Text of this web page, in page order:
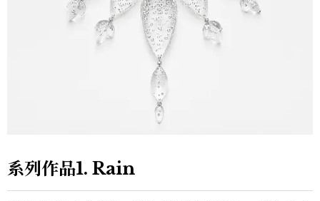
系列作品1. Rain